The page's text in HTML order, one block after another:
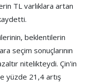
TL varlıklara artan
beklentilerin
seçim sonuçlarının
nitelikteydi. Çin'in
yüzde 21,4 artış